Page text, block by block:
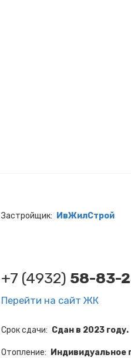
Застройщик ИвЖилСтрой
+7 (4932) 58-83-
Перейти на сайт ЖК
Срок сдачи Сдан в 2023 году.
Отопление
Индивидуальное